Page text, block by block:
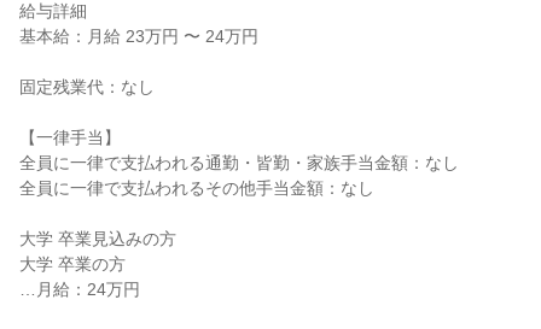
給与詳細
基本給：月給 23万円 〜 24万円
固定残業代：なし
【一律手当】
全員に一律で支払われる通勤・皆勤・家族手当金額：なし
全員に一律で支払われるその他手当金額：なし
大学 卒業見込みの方
大学 卒業の方
…月給：24万円